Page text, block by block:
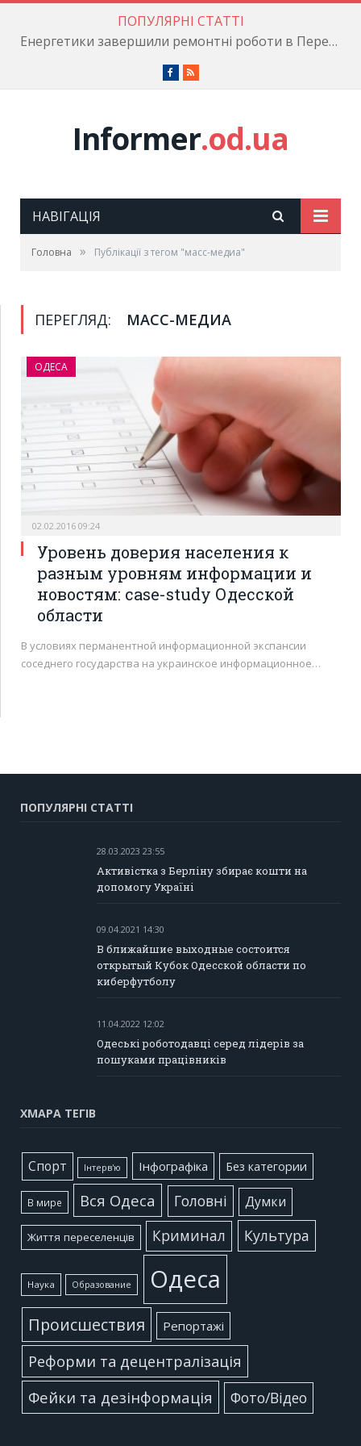
ПОПУЛЯРНІ СТАТТІ
Енергетики завершили ремонтні роботи в Пересипському районі
Facebook
RSS
Informer.od.ua
НАВІГАЦІЯ
Головна » Публікації з тегом "масс-медиа"
ПЕРЕГЛЯД: МАСС-МЕДИА
ОДЕСА
02.02.2016 09:24
Уровень доверия населения к
разным уровням информации и
новостям: case-study Одесской
области
В условиях перманентной информационной экспансии
соседнего государства на украинское информационное…
ПОПУЛЯРНІ СТАТТІ
28.03.2023 23:55
Активістка з Берліну збирає кошти на
допомогу Україні
09.04.2021 14:30
В ближайшие выходные состоится
открытый Кубок Одесской области по
киберфутболу
11.04.2022 12:02
Одеські роботодавці серед лідерів за
пошуками працівників
ХМАРА ТЕГІВ
Cпорт Інтерв'ю Інфографіка Без категории
В мире Вся Одеса Головні Думки
Життя переселенців Криминал Культура
Наука Образование Одеса
Происшествия Репортажі
Реформи та децентралізація
Фейки та дезінформація
Фото/Відео